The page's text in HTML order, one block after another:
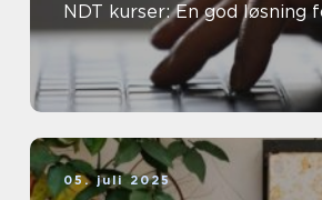
NDT kurser: En god løsning
05. juli 2025